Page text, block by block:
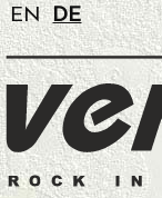
EN DE